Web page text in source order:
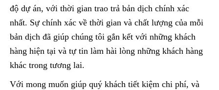
độ dự án, với thời gian trao trả bản dịch chính xác
nhất. Sự chính xác về thời gian và chất lượng của mỗi
bản dịch đã giúp chúng tôi gắn kết với những khách
hàng hiện tại và tự tin làm hài lòng những khách hàng
khác trong tương lai.
Với mong muốn giúp quý khách tiết kiệm chi phí, và